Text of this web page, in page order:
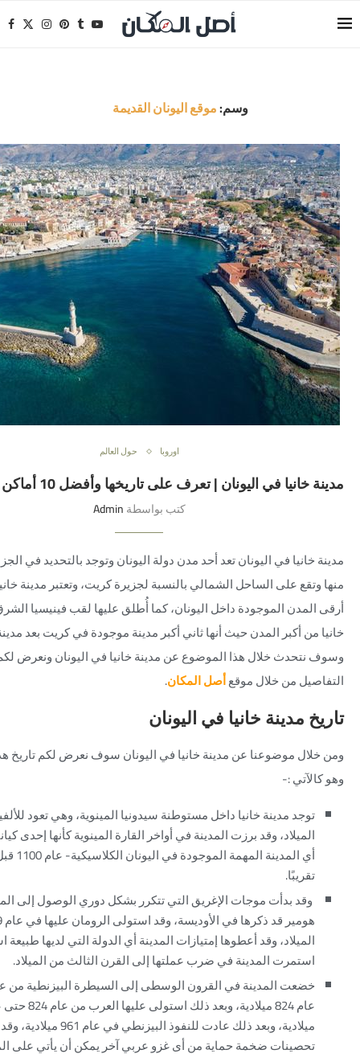
وسم:موقع اليونان القديمة
اوروبا حول العالم
مدينة خانيا في اليونان | تعرف على تاريخها وأفضل 10 أماكن للسياحة بها
كتب بواسطةAdmin
مدينة خانيا في اليونانتعد أحد مدن دولة اليونان وتوجد بالتحديد في
منها وتقع على الساحل الشمالي بالنسبة لجزيرة كريت، وتعتبر مدينة
أرقى المدن الموجودة داخل اليونان، كما أُطلق عليها لقب فينيسيا
خانيا من أكبر المدن حيث أنها ثاني أكبر مدينة موجودة في كريت بعد
وسوف نتحدث خلال هذا الموضوع عنمدينة خانيا في اليونانونعرض
التفاصيل من خلال موقعأصل المكان.
تاريخ مدينة خانيا في اليونان
ومن خلال موضوعنا عنمدينة خانيا في اليونانسوف نعرض لكم تاريخ
وهو كالآتي :-
توجد مدينة خانيا داخل مستوطنة سيدونيا المينوية، وهي تعود
الميلاد، وقد برزت المدينة في أواخر القارة المينوية كأنها إحدى
أي المدينة
تقريبًا.
وقد بدأت موجات الإغريق التي تتكرر بشكل دوري الوصول إلى
الميلاد، وقد أعطوها إمتيازات المدينة أي الدولة التي لديها طبيعة
استمرت المدينة في ضرب عملتها إلى القرن الثالث من الميلاد.
ميلادية، وبعد ذلك عادت للنفوذ
تحصينات ضخمة حماية من أى غزو عربي آخر يمكن أن يأتي على